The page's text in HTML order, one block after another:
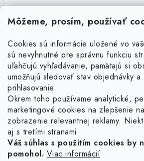
Môžeme, prosím, používať
Cookies sú informácie uložené vo
sú nevyhnutné pre správnu funkciu
uľahčujú vyhľadávanie, pamätajú si
umožňujú sledovať stav objednávky a
prihlasovanie.
Okrem toho používame analytické,
marketingové cookies na zlepšenie
zobrazenie relevantnej reklamy.
aj s tretími stranami.
Váš súhlas s použitím cookies by
pomohol. Viac informácií
Facebook
Obľúbené šperky
Náušnice